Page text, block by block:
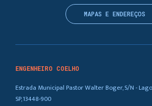
ENGENHEIRO COELHO
Estrada Municipal Pastor Walter Boger, S/N -
SP, 13448-900
MAPAS E ENDEREÇOS